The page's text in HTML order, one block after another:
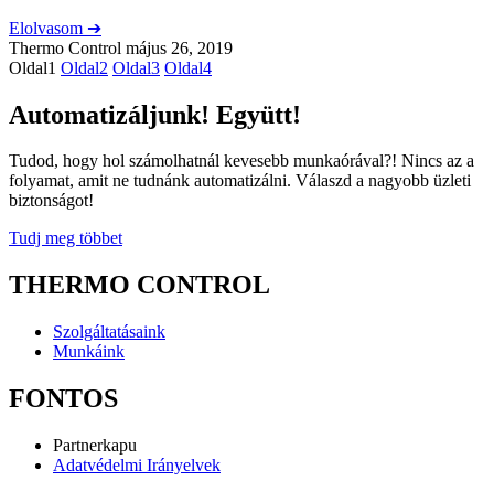
Elolvasom ➔
Thermo Control május 26, 2019
Oldal1 Oldal2 Oldal3 Oldal4
Automatizáljunk! Együtt!
Tudod, hogy hol számolhatnál kevesebb munkaórával?! Nincs az a
folyamat, amit ne tudnánk automatizálni. Válaszd a nagyobb üzleti
biztonságot!
Tudj meg többet
THERMO CONTROL
Szolgáltatásaink
Munkáink
FONTOS
Partnerkapu
Adatvédelmi Irányelvek